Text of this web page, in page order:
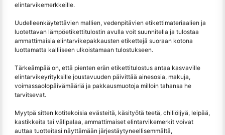
elintarvikemerkkeille.
Uudelleenkäytettävien mallien, vedenpitävien etikettimateriaalien ja
luotettavan lämpöetikettitulostin avulla voit suunnitella ja tulostaa
ammattimaisia elintarvikepakkausten etikettejä suoraan kotona
luottamatta kalliiseen ulkoistamaan tulostukseen.
Tärkeämpää on, että pienten erän etikettitulostus antaa kasvaville
elintarvikeyrityksille joustavuuden päivittää ainesosia, makuja,
voimassaolopäivämääriä ja pakkausmuotoja milloin tahansa he
tarvitsevat.
Myytpä sitten kotitekoisia evästeitä, käsityötä teetä, chiliöljyä, leipää,
kastikkeita tai välipalaa, ammattimaiset elintarvikemerkit voivat
auttaa tuotteitasi näyttämään järjestäytyneellisemmältä,